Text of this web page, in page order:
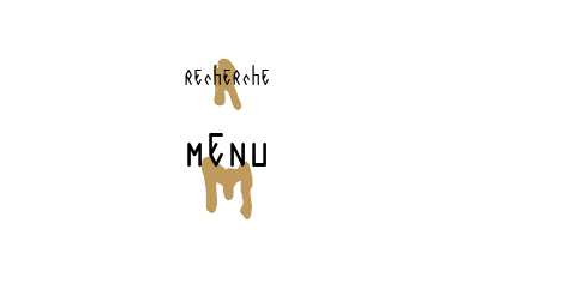
recherche
menu